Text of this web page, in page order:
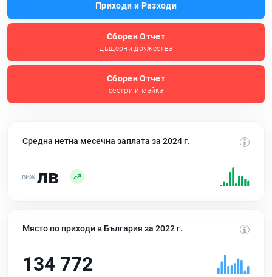
Приходи и Разходи
Сборен Отчет
дъщерни дружества
Сборен Отчет
сестри и майка
Средна нетна месечна заплата за 2024 г.
лв
Място по приходи в България за 2022 г.
134 772